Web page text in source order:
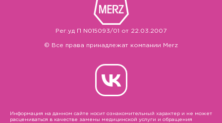
Рег.уд П N015093/01 от 22.03.2007
© Все права принадлежат компании Merz
Информация на данном сайте носит ознакомительный характер и не может
расцениваться в качестве замены медицинской услуги и обращения